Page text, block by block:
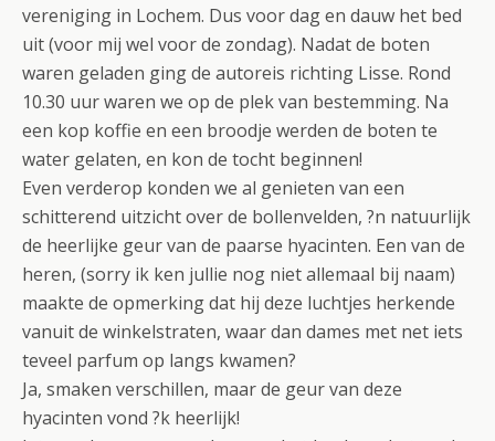
vereniging in Lochem. Dus voor dag en dauw het bed
uit (voor mij wel voor de zondag). Nadat de boten
waren geladen ging de autoreis richting Lisse. Rond
10.30 uur waren we op de plek van bestemming. Na
een kop koffie en een broodje werden de boten te
water gelaten, en kon de tocht beginnen!
Even verderop konden we al genieten van een
schitterend uitzicht over de bollenvelden, ?n natuurlijk
de heerlijke geur van de paarse hyacinten. Een van de
heren, (sorry ik ken jullie nog niet allemaal bij naam)
maakte de opmerking dat hij deze luchtjes herkende
vanuit de winkelstraten, waar dan dames met net iets
teveel parfum op langs kwamen?
Ja, smaken verschillen, maar de geur van deze
hyacinten vond ?k heerlijk!